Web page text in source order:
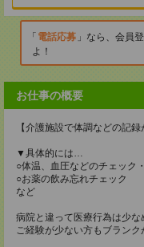
電話応募
なら、会員
よ！
お仕事の概要
【介護施設で体調などの記録
▼具体的には…
○体温、血圧などのチェック
○お薬の飲み忘れチェック
など
病院と違って医療行為は少な
ご経験が少ない方もブラン